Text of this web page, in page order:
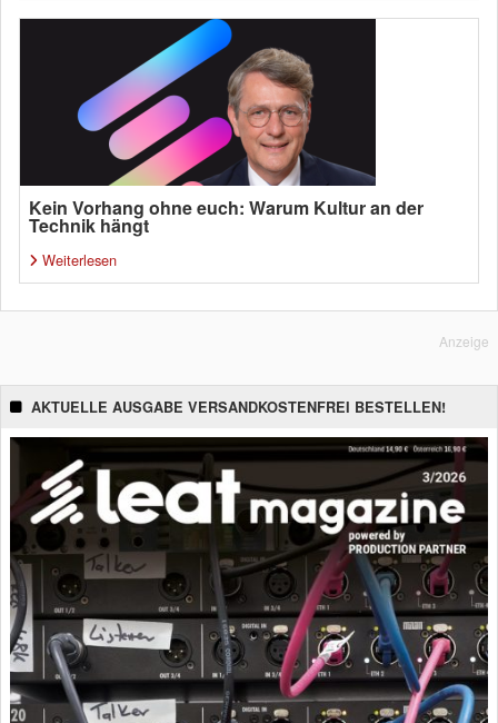
Kein Vorhang ohne euch: Warum Kultur an der
Technik hängt
Weiterlesen
Anzeige
AKTUELLE AUSGABE VERSANDKOSTENFREI BESTELLEN!